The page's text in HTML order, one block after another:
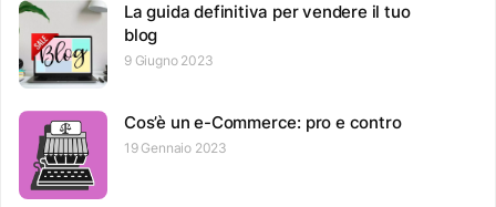
La guida definitiva per vendere il tuo
blog
9 Giugno 2023
Cos’è un e-Commerce: pro e contro
19 Gennaio 2023